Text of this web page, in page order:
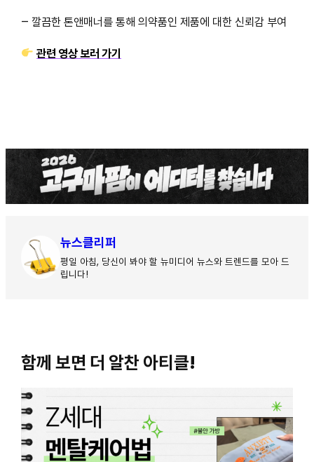
– 깔끔한 톤앤매너를 통해 의약품인 제품에 대한 신뢰감 부여
관련 영상 보러 가기
뉴스클리퍼
평일 아침, 당신이 봐야 할 뉴미디어 뉴스와 트렌드를 모아 드
립니다!
함께 보면 더 알찬 아티클!